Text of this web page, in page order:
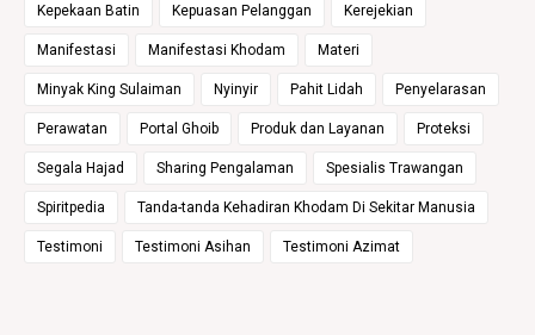
Kepekaan Batin Kepuasan Pelanggan Kerejekian
Manifestasi Manifestasi Khodam Materi
Minyak King Sulaiman Nyinyir Pahit Lidah Penyelarasan
Perawatan Portal Ghoib Produk dan Layanan Proteksi
Segala Hajad Sharing Pengalaman Spesialis Trawangan
Spiritpedia Tanda-tanda Kehadiran Khodam Di Sekitar Manusia
Testimoni Testimoni Asihan Testimoni Azimat